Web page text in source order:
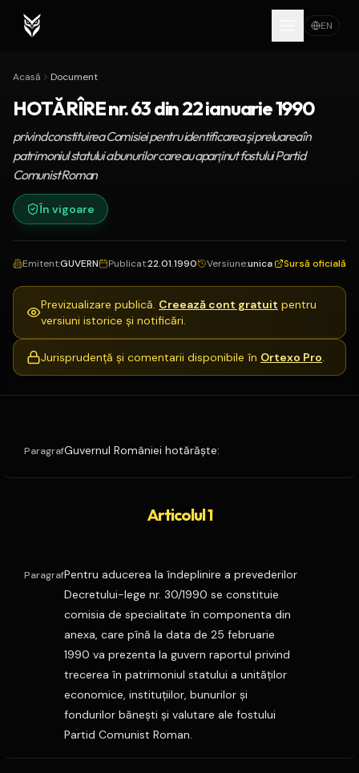
EN
Acasă Document
HOTĂRÎRE nr. 63 din 22 ianuarie 1990
privind constituirea Comisiei pentru identificarea şi preluarea în
patrimoniul statului a bunurilor care au aparţinut fostului Partid
Comunist Roman
În vigoare
Emitent:GUVERN Publicat:22.01.1990 Versiune:unica Sursă oficială
Previzualizare publică. Creează cont gratuit pentru
versiuni istorice și notificări.
Jurisprudență și comentarii disponibile în Ortexo Pro.
ParagrafGuvernul României hotărăşte:
Articolul 1
ParagrafPentru aducerea la îndeplinire a prevederilor
Decretului-lege nr. 30/1990 se constituie
comisia de specialitate în componenta din
anexa, care pînă la data de 25 februarie
1990 va prezenta la guvern raportul privind
trecerea în patrimoniul statului a unităţilor
economice, instituţiilor, bunurilor şi
fondurilor băneşti şi valutare ale fostului
Partid Comunist Roman.